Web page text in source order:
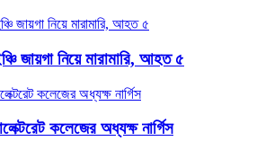
জায়গা নিয়ে মারামারি, আহত ৫
কলেজের অধ্যক্ষ নার্গিস